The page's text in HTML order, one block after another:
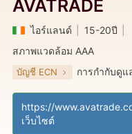
AVATRADE
ไอร์แลนด์ 15-20ปี
สภาพแวดล้อม AAA
บัญชี ECN การกำกับดูแ
ใบอนุญาต MT4 แบบเต็ม
เว็บไซต์